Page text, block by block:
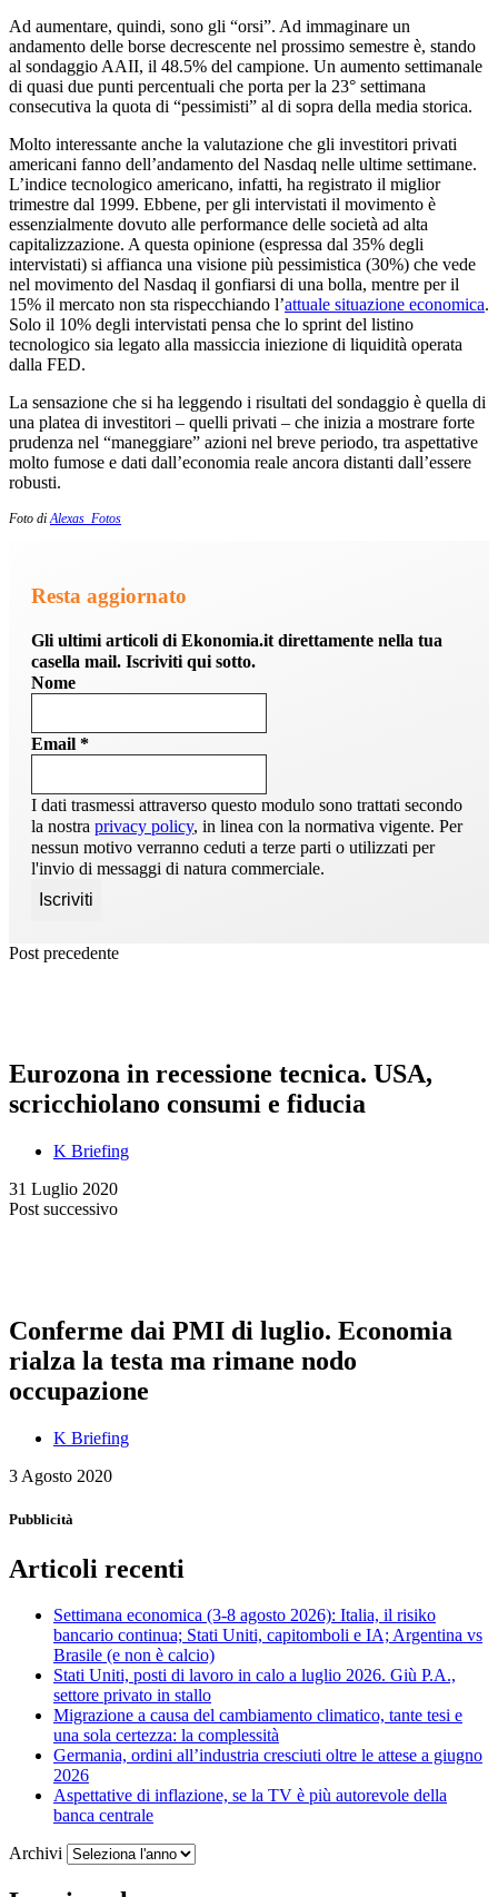
Ad aumentare, quindi, sono gli “orsi”. Ad immaginare un
andamento delle borse decrescente nel prossimo semestre è, stando
al sondaggio AAII, il 48.5% del campione. Un aumento settimanale
di quasi due punti percentuali che porta per la 23° settimana
consecutiva la quota di “pessimisti” al di sopra della media storica.
Molto interessante anche la valutazione che gli investitori privati
americani fanno dell’andamento del Nasdaq nelle ultime settimane.
L’indice tecnologico americano, infatti, ha registrato il miglior
trimestre dal 1999. Ebbene, per gli intervistati il movimento è
essenzialmente dovuto alle performance delle società ad alta
capitalizzazione. A questa opinione (espressa dal 35% degli
intervistati) si affianca una visione più pessimistica (30%) che vede
nel movimento del Nasdaq il gonfiarsi di una bolla, mentre per il
15% il mercato non sta rispecchiando l’attuale situazione economica.
Solo il 10% degli intervistati pensa che lo sprint del listino
tecnologico sia legato alla massiccia iniezione di liquidità operata
dalla FED.
La sensazione che si ha leggendo i risultati del sondaggio è quella di
una platea di investitori – quelli privati – che inizia a mostrare forte
prudenza nel “maneggiare” azioni nel breve periodo, tra aspettative
molto fumose e dati dall’economia reale ancora distanti dall’essere
robusti.
Foto diAlexas_Fotos
Resta aggiornato
Gli ultimi articoli di Ekonomia.it direttamente nella tua
casella mail. Iscriviti qui sotto.
Nome
Email *
I dati trasmessi attraverso questo modulo sono trattati secondo
la nostra privacy policy, in linea con la normativa vigente. Per
nessun motivo verranno ceduti a terze parti o utilizzati per
l'invio di messaggi di natura commerciale.
Post precedente
Eurozona in recessione tecnica. USA,
scricchiolano consumi e fiducia
K Briefing
31 Luglio 2020
Post successivo
Conferme dai PMI di luglio. Economia
rialza la testa ma rimane nodo
occupazione
K Briefing
3 Agosto 2020
Pubblicità
Articoli recenti
Settimana economica (3-8 agosto 2026): Italia, il risiko
bancario continua; Stati Uniti, capitomboli e IA; Argentina vs
Brasile (e non è calcio)
Stati Uniti, posti di lavoro in calo a luglio 2026. Giù P.A.,
settore privato in stallo
Migrazione a causa del cambiamento climatico, tante tesi e
una sola certezza: la complessità
Germania, ordini all’industria cresciuti oltre le attese a giugno
2026
Aspettative di inflazione, se la TV è più autorevole della
banca centrale
Archivi